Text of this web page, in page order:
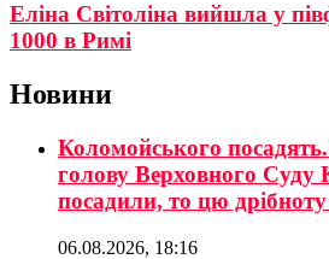
Еліна Світоліна вийшла у
1000 в Римі
Новини
Коломойського
голову Верховного Суду
посадили, то цю дрібноту
06.08.2026, 18:16